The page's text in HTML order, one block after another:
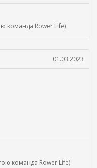
команда Rower Life)
01.03.2023
команда Rower Life)